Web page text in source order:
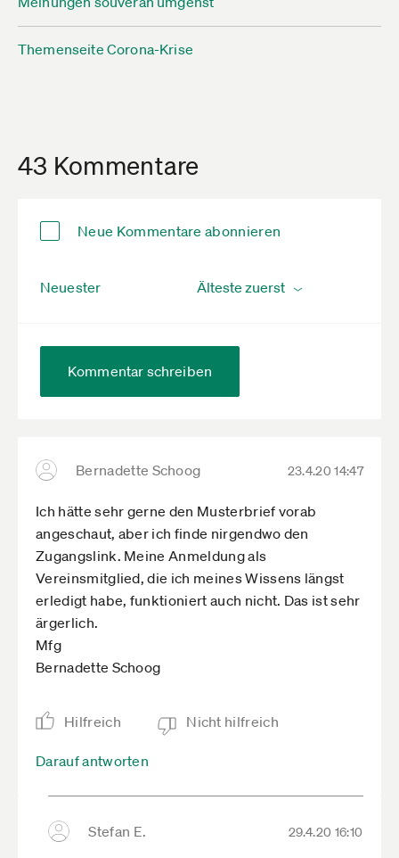
Themenseite Corona-Krise
43 Kommentare
Neue Kommentare abonnieren
Neuester
Kommentar schreiben
Bernadette Schoog 23.4.20 14:47
Ich hätte sehr gerne den Musterbrief vorab
angeschaut, aber ich finde nirgendwo den
Zugangslink. Meine Anmeldung als
Vereinsmitglied, die ich meines Wissens längst
erledigt habe, funktioniert auch nicht. Das ist sehr
ärgerlich.
Mfg
Bernadette Schoog
Hilfreich Nicht hilfreich
Darauf antworten
Stefan E. 29.4.20 16:10